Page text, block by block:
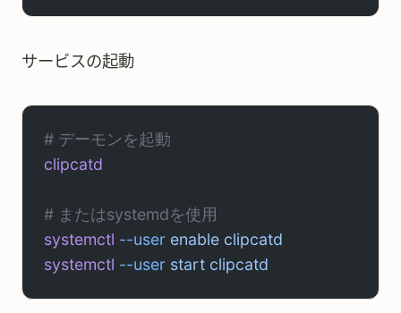
サービスの起動
# デーモンを起動
clipcatd
# またはsystemdを使用
systemctl --user enable clipcatd
systemctl --user start clipcatd